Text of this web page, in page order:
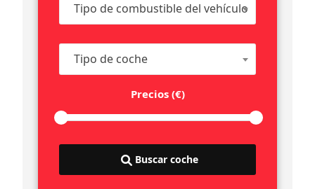
Tipo de combustible del vehículo
Tipo de coche
Precios (€)
Buscar coche